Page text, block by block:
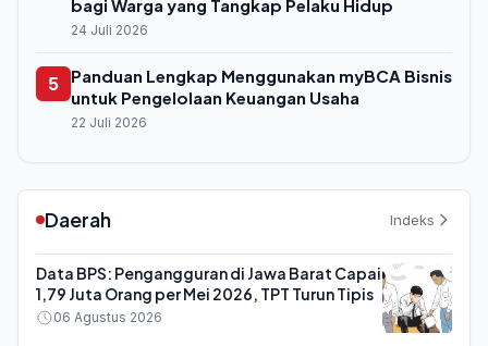
bagi Warga yang Tangkap Pelaku Hidup
24 Juli 2026
5
Panduan Lengkap Menggunakan myBCA Bisnis
untuk Pengelolaan Keuangan Usaha
22 Juli 2026
Daerah Indeks
Data BPS: Pengangguran di Jawa Barat Capai
1,79 Juta Orang per Mei 2026, TPT Turun Tipis
06 Agustus 2026